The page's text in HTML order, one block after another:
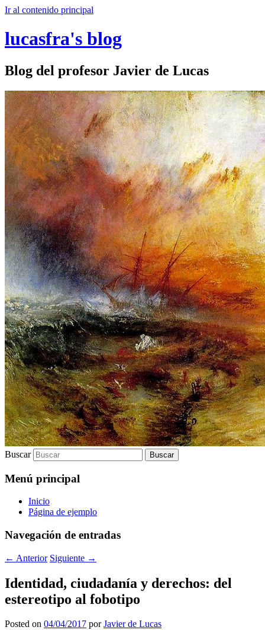
Ir al contenido principal
lucasfra's blog
Blog del profesor Javier de Lucas
Buscar
Menú principal
Inicio
Página de ejemplo
Navegación de entradas
← Anterior Siguiente →
Identidad, ciudadanía y derechos: del
estereotipo al fobotipo
Posted on 04/04/2017 porJavier de Lucas